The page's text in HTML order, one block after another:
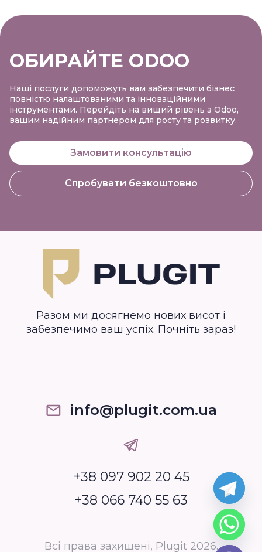
ОБИРАЙТЕ ODOO
Наші послуги допоможуть вам забезпечити бізнес
повністю налаштованими та інноваційними
інструментами. Перейдіть на вищий рівень з Odoo,
вашим надійним партнером для росту та розвитку.
Замовити консультацію
Спробувати безкоштовно
Разом ми досягнемо нових висот і
забезпечимо ваш успіх. Почніть зараз!
info@plugit.com.ua
+38 097 902 20 45
+38 066 740 55 63
Всі права захищені, Plugit 2026.